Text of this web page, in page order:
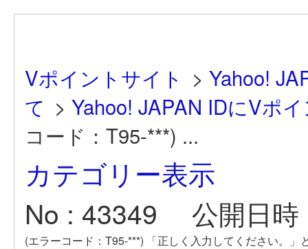
Vポイントサイト > Yahoo!
て > Yahoo! JAPAN IDにVポ
コード：T95-***) ...
カテゴリー表示
No : 43349
公開日
(エラーコード：T95-***) 「正しく入力してください。」